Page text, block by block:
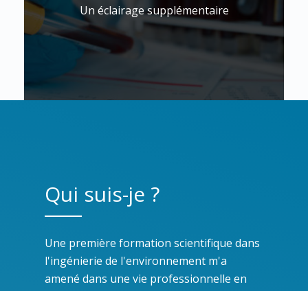
Un éclairage supplémentaire
Qui suis-je ?
Une première formation scientifique dans
l'ingénierie de l'environnement m'a
amené dans une vie professionnelle en